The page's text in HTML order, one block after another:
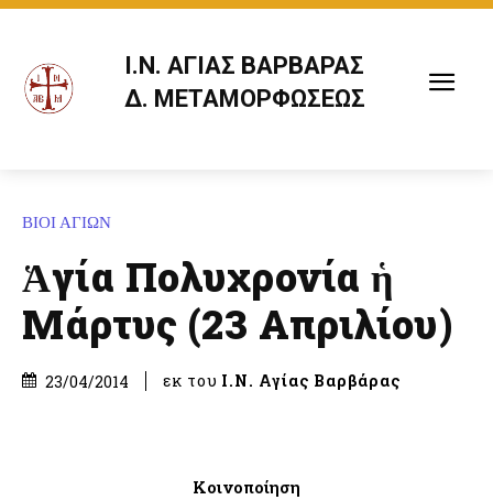
Ι.Ν. ΑΓΙΑΣ ΒΑΡΒΑΡΑΣ
Δ. ΜΕΤΑΜΟΡΦΩΣΕΩΣ
ΒΙΟΙ ΑΓΙΩΝ
Ἁγία Πολυχρονία ἡ
Μάρτυς (23 Απριλίου)
23/04/2014 εκ του Ι.Ν. Αγίας Βαρβάρας
Κοινοποίηση